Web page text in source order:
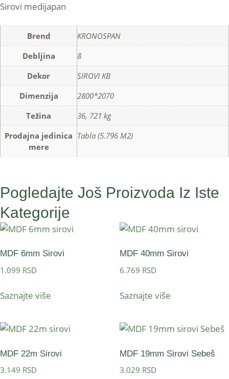
Sirovi medijapan
Brend
KRONOSPAN
Debljina
8
Dekor
SIROVI KB
Dimenzija
2800*2070
Težina
36, 721 kg
Prodajna jedinica
mere
Tabla (5.796 M2)
Pogledajte Još Proizvoda Iz Iste
Kategorije
MDF 6mm Sirovi
1.099 RSD
Saznajte više
MDF 40mm Sirovi
6.769 RSD
Saznajte više
MDF 22m Sirovi
3.149 RSD
MDF 19mm Sirovi Sebeš
3.029 RSD